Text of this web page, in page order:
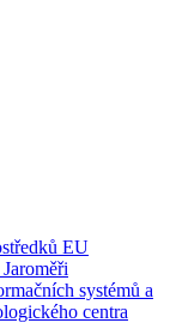
EU
systémů a
centra